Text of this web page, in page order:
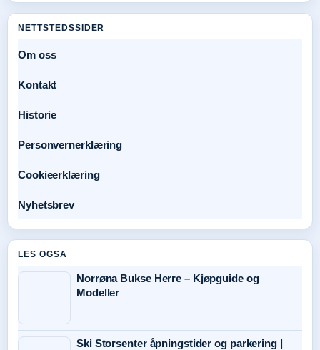
NETTSTEDSSIDER
Om oss
Kontakt
Historie
Personvernerklæring
Cookieerklæring
Nyhetsbrev
LES OGSA
Norrøna Bukse Herre – Kjøpguide og
Modeller
Ski Storsenter åpningstider og parkering |